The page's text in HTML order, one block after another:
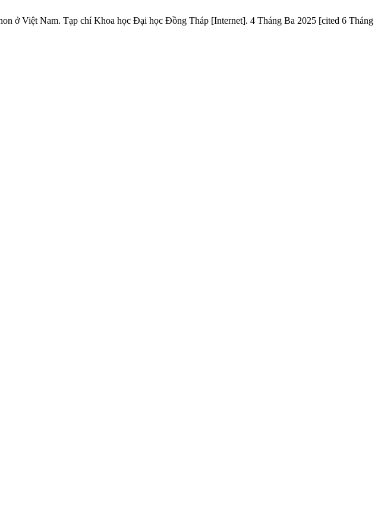
ở Việt Nam. Tạp chí Khoa học Đại học Đồng Tháp [Internet]. 4 Tháng Ba 2025 [cited 6 Tháng